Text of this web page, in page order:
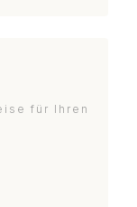
für Ihren